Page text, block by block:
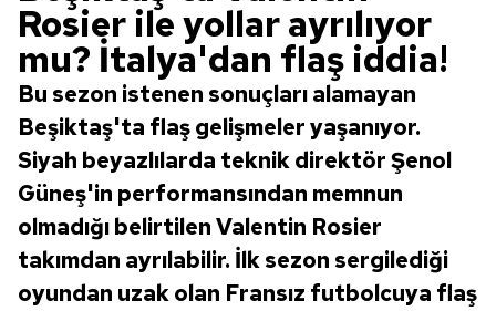
Rosier ile yollar ayrılıyor
mu? İtalya'dan flaş iddia!
Bu sezon istenen sonuçları alamayan
Beşiktaş'ta flaş gelişmeler yaşanıyor.
Siyah beyazlılarda teknik direktör Şenol
Güneş'in performansından memnun
olmadığı belirtilen Valentin Rosier
takımdan ayrılabilir. İlk sezon sergilediği
oyundan uzak olan Fransız futbolcuya flaş